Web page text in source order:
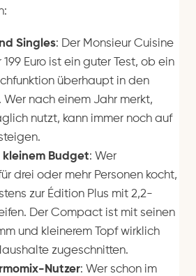
Singles: Der Monsieur Cuisine
Euro ist ein guter Test, ob ein
überhaupt in den
nach einem Jahr merkt,
nutzt, kann immer noch auf
kleinem Budget: Wer
drei oder mehr Personen kocht,
zur Édition Plus mit 2,2-
Der Compact ist mit seinen
und kleinerem Topf wirklich
zugeschnitten.
Nutzer: Wer schon im